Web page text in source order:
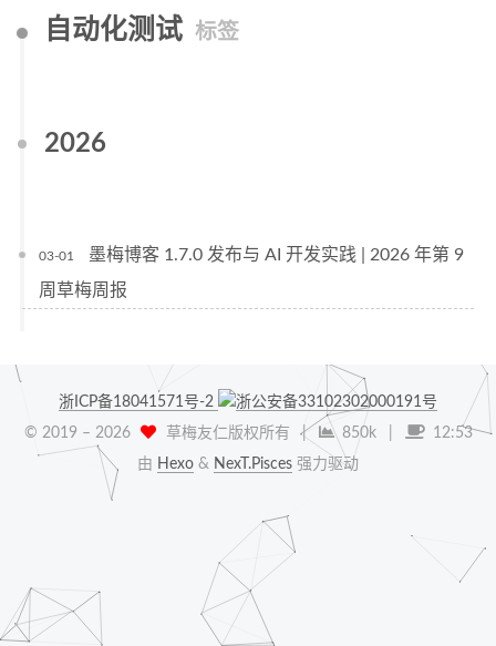
自动化测试 标签
2026
03-01
墨梅博客 1.7.0 发布与 AI 开发实践 | 2026 年第 9
周草梅周报
浙ICP备18041571号-2
浙公安备33102302000191号
© 2019 – 2026 草梅友仁版权所有 | 850k
12:53
由 Hexo & NexT.Pisces 强力驱动